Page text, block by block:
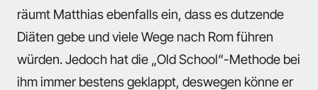
räumt Matthias ebenfalls ein, dass es dutzende
Diäten gebe und viele Wege nach Rom führen
würden. Jedoch hat die „Old School“-Methode bei
ihm immer bestens geklappt, deswegen könne er